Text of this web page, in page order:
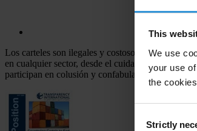
This
We use
your use
the
Selection
Strictly
Los carteles son ilegales y costosos.
en cualquier sector, desde el cuidado de la salud
participan en colusión y confabulan para la